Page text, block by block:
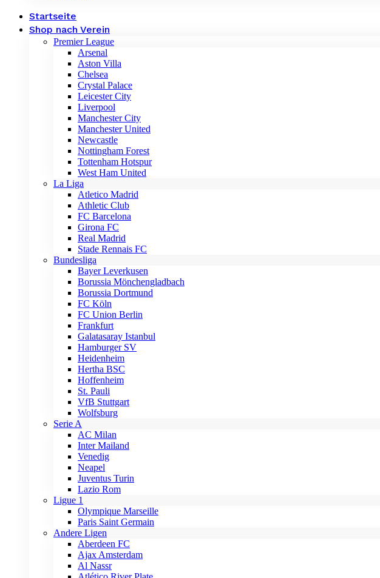
Startseite
Shop nach Verein
Premier League
Arsenal
Aston Villa
Chelsea
Crystal Palace
Leicester City
Liverpool
Manchester City
Manchester United
Newcastle
Nottingham Forest
Tottenham Hotspur
West Ham United
La Liga
Atletico Madrid
Athletic Club
FC Barcelona
Girona FC
Real Madrid
Stade Rennais FC
Bundesliga
Bayer Leverkusen
Borussia Mönchengladbach
Borussia Dortmund
FC Köln
FC Union Berlin
Frankfurt
Galatasaray Istanbul
Hamburger SV
Heidenheim
Hertha BSC
Hoffenheim
St. Pauli
VfB Stuttgart
Wolfsburg
Serie A
AC Milan
Inter Mailand
Venedig
Neapel
Juventus Turin
Lazio Rom
Ligue 1
Olympique Marseille
Paris Saint Germain
Andere Ligen
Aberdeen FC
Ajax Amsterdam
Al Nassr